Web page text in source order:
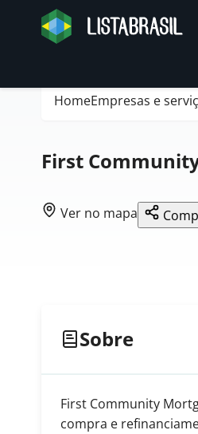
HomeEmpresas e
First
Ver no mapa
Sobre
First Community
compra e